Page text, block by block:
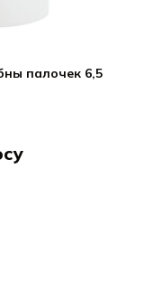
палочек 6,5